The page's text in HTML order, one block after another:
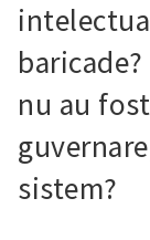
nu au
sistem?